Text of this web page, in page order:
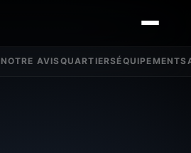
NOTRE AVISQUARTIERSÉQUIPEMENTS